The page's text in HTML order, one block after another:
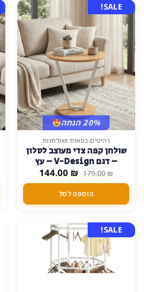
SALE!
20% הנחה
רהיטים-כסאות ושולחנות
שולחן קפה צדי מעוצב לסלון
– דגם V-Design – עץ
179.00₪ המחיר
המקורי
היה:
179.00 ₪.
144.00 ₪ המחיר
הנוכחי
הוא:
144.00 ₪. הוספה לסל
SALE!